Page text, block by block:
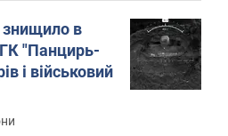
в
"Панцирь-
і військовий